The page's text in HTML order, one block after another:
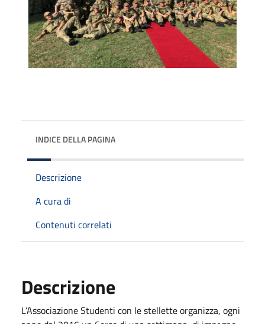
INDICE DELLA PAGINA
Descrizione
A cura di
Contenuti correlati
Descrizione
L’Associazione Studenti con le stellette organizza, ogni